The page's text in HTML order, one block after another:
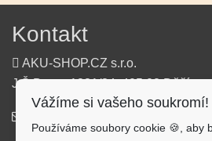
Kontakt
AKU-SHOP.CZ s.r.o.
J.Š.Baara 1331/34, 405 02 Děčín
Vážíme si vašeho soukromí!
Používáme soubory cookie 🍪, aby